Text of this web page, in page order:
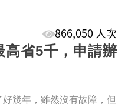
866,050 人次
高省5千，申請辦
幾年，雖然沒有故障，但